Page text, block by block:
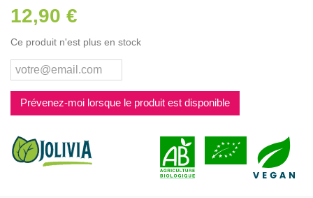
12,90 €
Ce produit n'est plus en stock
Prévenez-moi lorsque le produit est disponible